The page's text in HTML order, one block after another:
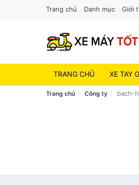
Trang chủ Danh mục Giới
TRANG CHỦ XE TAY
Trang chủ Công ty bach-